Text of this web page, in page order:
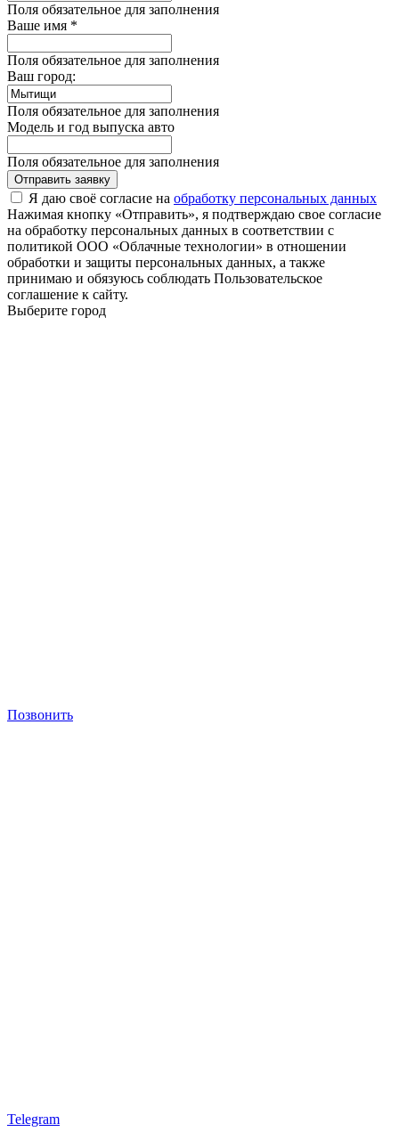
Поля обязательное для заполнения
Ваше имя *
Поля обязательное для заполнения
Ваш город:
Поля обязательное для заполнения
Модель и год выпуска авто
Поля обязательное для заполнения
Отправить заявку
Я даю своё согласие на обработку персональных данных
Нажимая кнопку «Отправить», я подтверждаю свое согласие
на обработку персональных данных в соответствии с
политикой ООО «Облачные технологии» в отношении
обработки и защиты персональных данных, а также
принимаю и обязуюсь соблюдать Пользовательское
соглашение к сайту.
Выберите город
Позвонить
Telegram